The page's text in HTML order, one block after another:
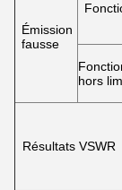
Émission
fausse
hors
Résultats VSWR